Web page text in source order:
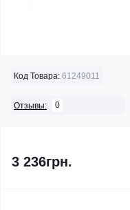
Код Товара: 61249011
Отзывы: 0
3 236грн.